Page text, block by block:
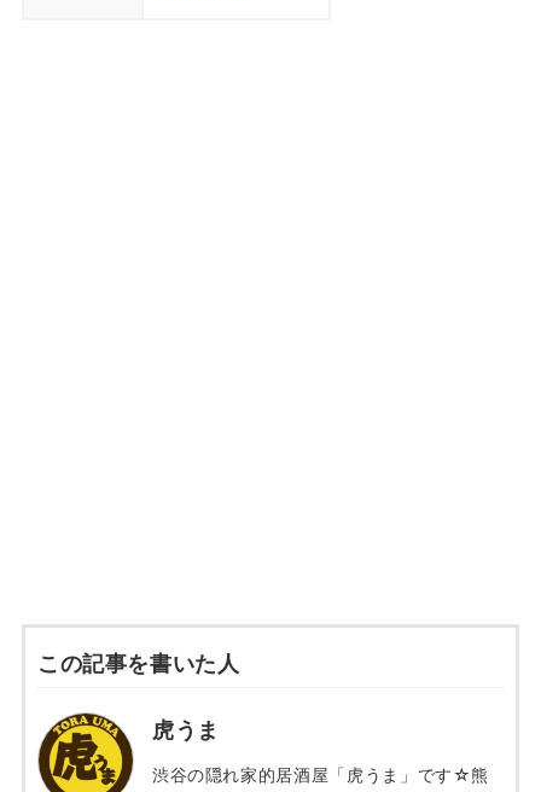
この記事を書いた人
虎うま
渋谷の隠れ家的居酒屋「虎うま」です☆熊